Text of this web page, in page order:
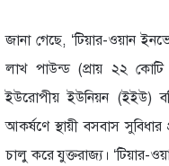
জানা গেছে, ‘টিয়ার-ওয়ান
লাখ পাউন্ড (প্রায় ২২
ইউরোপীয় ইউনিয়ন (ইইউ)
আকর্ষণে স্থায়ী বসবাস
চালু করে যুক্তরাজ্য। ‘টিয়ার-